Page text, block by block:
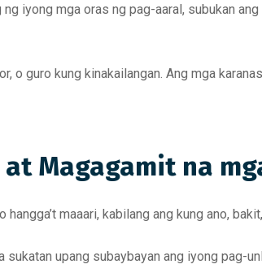
iyong mga oras ng pag-aaral, subukan
o guro kung kinakailangan. Ang mga
Magagamit na
maaari, kabilang ang kung ano,
sukatan upang subaybayan ang iyong pag-